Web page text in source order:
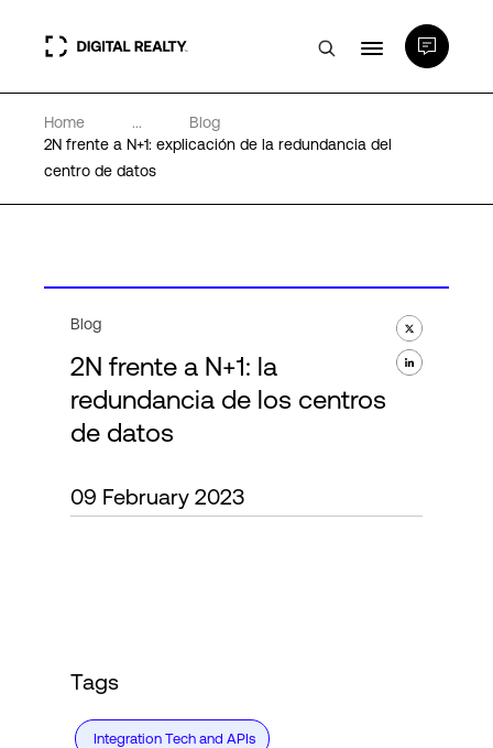
Centros de Datos
PlatformDIGITAL®
Acerca de
Language
Home ...
Blog
2N frente a N+1: explicación de la redundancia del
centro de datos
Blog
2N frente a N+1: la
redundancia de los centros
de datos
09 February 2023
Tags
Integration Tech and APIs